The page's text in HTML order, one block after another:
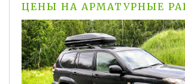
ЦЕНЫ НА АРМАТУРНЫЕ